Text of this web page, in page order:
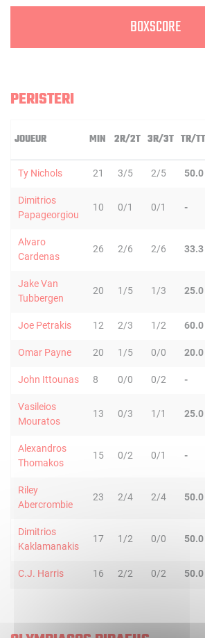
BOXSCORE
PERISTERI
JOUEUR MIN 2R/2T 3R/3T TR/TT
Ty Nichols 21 3/5 2/5 50.0
Dimitrios
Papageorgiou
10 0/1 0/1 -
Alvaro
Cardenas
26 2/6 2/6 33.3
Jake Van
Tubbergen
20 1/5 1/3 25.0
Joe Petrakis 12 2/3 1/2 60.0
Omar Payne 20 1/5 0/0 20.0
John Ittounas 8 0/0 0/2 -
Vasileios
Mouratos
13 0/3 1/1 25.0
Alexandros
Thomakos
15 0/2 0/1 -
Riley
Abercrombie
23 2/4 2/4 50.0
Dimitrios
Kaklamanakis
17 1/2 0/0 50.0
C.J. Harris 16 2/2 0/2 50.0